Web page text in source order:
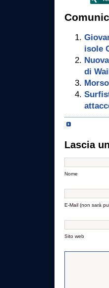
isole
di
Lascia
Nome
E-Mail (non sarà
Sito web